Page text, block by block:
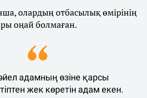
олардың отбасылық өмірінің
оңай болмаған.
әйел адамның өзіне қарсы
жек көретін адам екен.